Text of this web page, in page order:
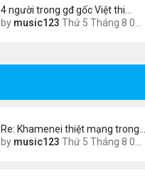
4 người trong gđ gốc Việt thi…
by music123 Thứ 5 Tháng 8 06, 2026 4:06 pm
Re: Khamenei thiệt mạng trong…
by music123 Thứ 5 Tháng 8 06, 2026 5:37 pm